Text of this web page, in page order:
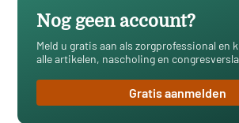
Nog geen account?
Meld u gratis aan als zorgprofessional en
alle artikelen, nascholing en
Gratis aanmelden